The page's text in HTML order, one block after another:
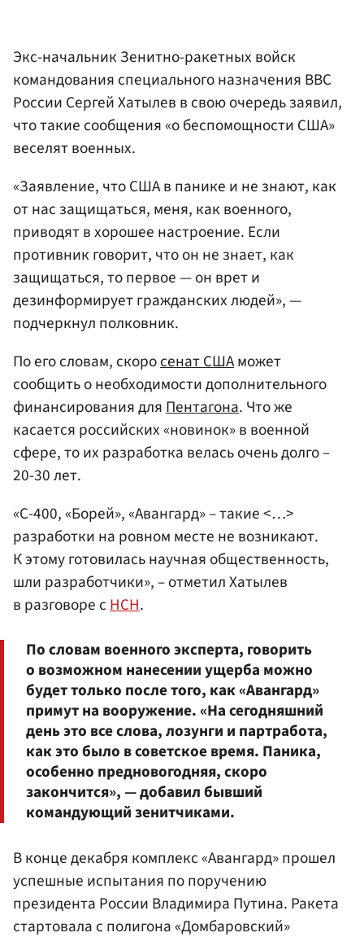
Экс-начальник Зенитно-ракетных войск
командования специального назначения ВВС
России Сергей Хатылев в свою очередь заявил,
что такие сообщения «о беспомощности США»
веселят военных.
«Заявление, что США в панике и не знают, как
от нас защищаться, меня, как военного,
приводят в хорошее настроение. Если
противник говорит, что он не знает, как
защищаться, то первое — он врет и
дезинформирует гражданских людей», —
подчеркнул полковник.
По его словам, скоросенат СШАможет
сообщить о необходимости дополнительного
финансирования дляПентагона. Что же
касается российских «новинок» в военной
сфере, то их разработка велась очень долго –
20-30 лет.
«С-400, «Борей», «Авангард» – такие <…>
разработки на ровном месте не возникают.
К этому готовилась научная общественность,
шли разработчики», – отметил Хатылев
в разговоре сНСН.
По словам военного эксперта, говорить
о возможном нанесении ущерба можно
будет только после того, как «Авангард»
примут на вооружение. «На сегодняшний
день это все слова, лозунги и партработа,
как это было в советское время. Паника,
особенно предновогодняя, скоро
закончится», — добавил бывший
командующий зенитчиками.
В конце декабря комплекс «Авангард» прошел
успешные испытания по поручению
президента России Владимира Путина. Ракета
стартовала с полигона «Домбаровский»